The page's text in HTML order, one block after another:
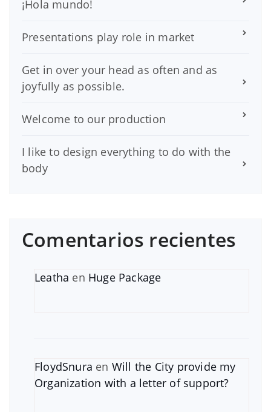
¡Hola mundo!
Presentations play role in market
Get in over your head as often and as
joyfully as possible.
Welcome to our production
I like to design everything to do with the
body
Comentarios recientes
Leatha en Huge Package
FloydSnura en Will the City provide my
Organization with a letter of support?